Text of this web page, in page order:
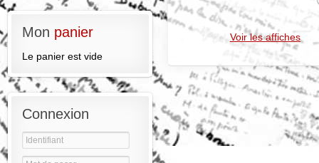
Voir les affiches
Mon panier
Le panier est vide
Connexion